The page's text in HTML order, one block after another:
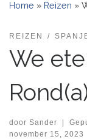
Home » Reizen »
REIZEN
We
door Sander |
november 15, 2023